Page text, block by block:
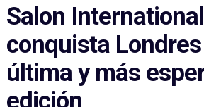
Salon International
conquista
última y más
edición